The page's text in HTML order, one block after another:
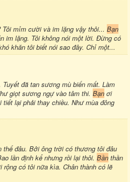
Tôi mỉm cười và im lặng vậy thôi... Bạn
im lặng. Tôi không nói một lời. Đừng có
khăn tôi biết nói sao đây. Chỉ một...
Tuyết đã tan sương mù biến mất. Làm
giọt sương ngự vào tâm thi. Bạn ơi
lại phải thay chiều. Như mùa đông
thế đâu. Bởi ông trời có thương tôi đâu
lần định kể nhưng rồi lại thôi. Bần thần
rộng có tôi nữa kìa. Chân thành có lẽ